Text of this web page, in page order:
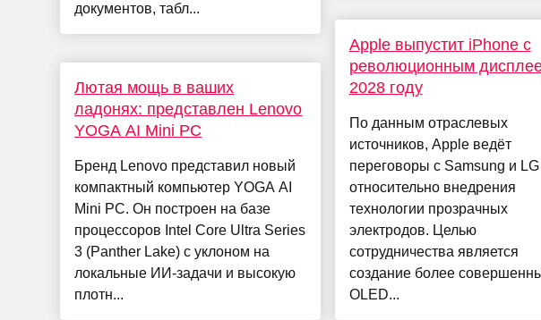
документов, табл...
Лютая мощь в ваших
ладонях: представлен Lenovo
YOGA AI Mini PC
Бренд Lenovo представил новый
компактный компьютер YOGA AI
Mini PC. Он построен на базе
процессоров Intel Core Ultra Series
3 (Panther Lake) с уклоном на
локальные ИИ-задачи и высокую
плотн...
Apple выпустит iPhone с
революционным
2028 году
По данным отраслевых
источников, Apple ведёт
переговоры с Samsung и LG
относительно внедрения
технологии прозрачных
электродов. Целью
сотрудничества является
создание более
OLED...